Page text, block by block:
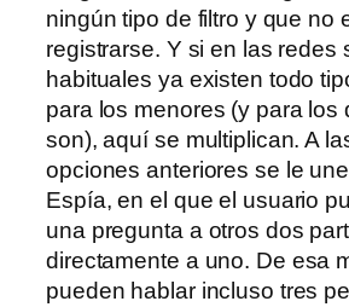
ningún tipo de filtro y que no
registrarse. Y si en las redes
habituales ya existen todo
para los menores (y para los
son), aquí se multiplican. A
opciones anteriores se le
Espía, en el que el usuario
una pregunta a otros dos
directamente a uno. De esa
pueden hablar incluso tres